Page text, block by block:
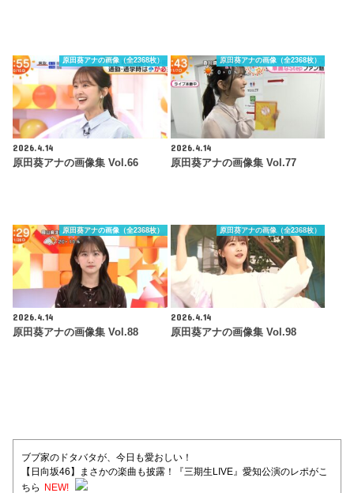
原田葵アナの画像（全2368枚）
2026.4.14
原田葵アナの画像集 Vol.66
原田葵アナの画像（全2368枚）
2026.4.14
原田葵アナの画像集 Vol.77
原田葵アナの画像（全2368枚）
2026.4.14
原田葵アナの画像集 Vol.88
原田葵アナの画像（全2368枚）
2026.4.14
原田葵アナの画像集 Vol.98
ブブ家のドタバタが、今日も愛おしい！
【日向坂46】まさかの楽曲も披露！『三期生LIVE』愛知公演のレポがこ
ちら
NEW!